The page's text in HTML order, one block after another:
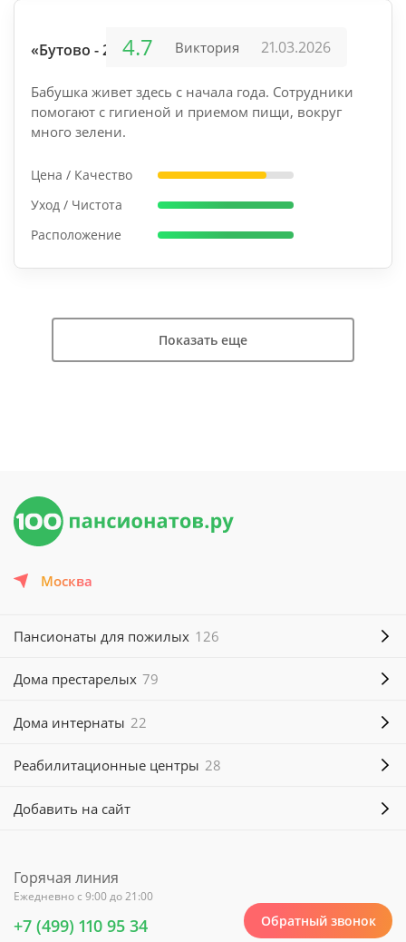
«Бутово - 2» 4.7 Виктория 21.03.2026
Бабушка живет здесь с начала года. Сотрудники
помогают с гигиеной и приемом пищи, вокруг
много зелени.
Цена / Качество
Уход / Чистота
Расположение
Показать еще
Москва
Добавить на сайт
Пансионаты для пожилых 126
Дома престарелых 79
Дома интернаты 22
Реабилитационные центры 28
Горячая линия
Ежедневно с 9:00 до 21:00
+7 (499) 110 95 34 Обратный звонок